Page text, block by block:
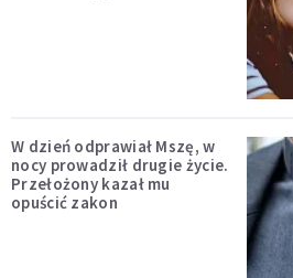
W dzień odprawiał Mszę, w
nocy prowadził drugie życie.
Przełożony kazał mu
opuścić zakon